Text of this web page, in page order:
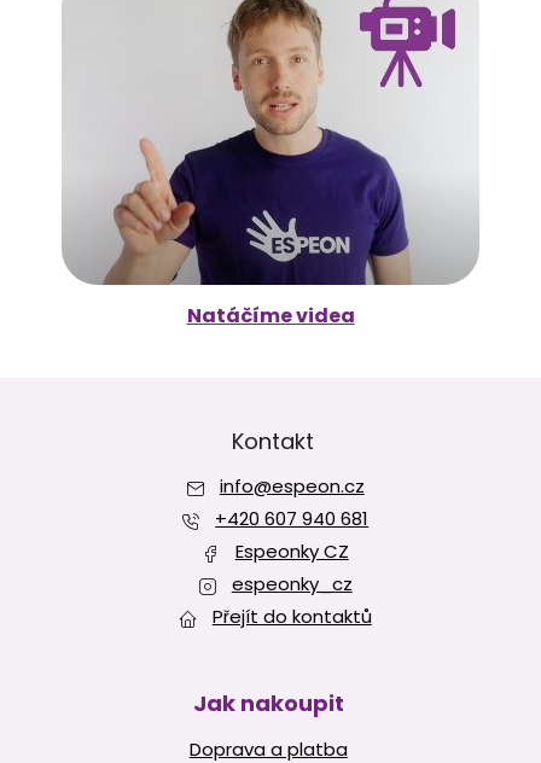
Natáčíme videa
Kontakt
info@espeon.cz
+420 607 940 681
Espeonky CZ
espeonky_cz
Přejít do kontaktů
Jak nakoupit
Doprava a platba